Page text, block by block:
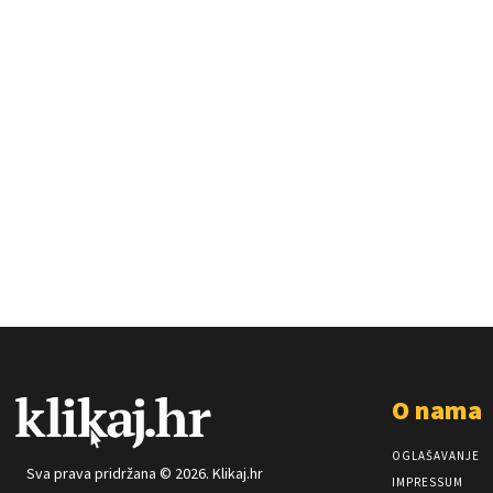
Sva prava pridržana © 2026. Klikaj.hr
O nama
OGLAŠAVANJE
IMPRESSUM